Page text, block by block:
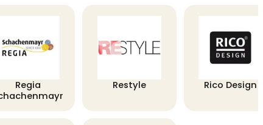
Regia
Restyle Rico Design